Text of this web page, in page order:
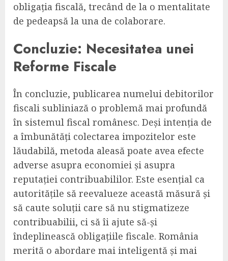
obligația fiscală, trecând de la o mentalitate
de pedeapsă la una de colaborare.
Concluzie: Necesitatea unei
Reforme Fiscale
În concluzie, publicarea numelui debitorilor
fiscali subliniază o problemă mai profundă
în sistemul fiscal românesc. Deși intenția de
a îmbunătăți colectarea impozitelor este
lăudabilă, metoda aleasă poate avea efecte
adverse asupra economiei și asupra
reputației contribuabililor. Este esențial ca
autoritățile să reevalueze această măsură și
să caute soluții care să nu stigmatizeze
contribuabilii, ci să îi ajute să-și
îndeplinească obligațiile fiscale. România
merită o abordare mai inteligentă și mai